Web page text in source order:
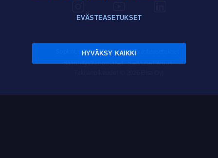
Sopimusehdot Tietosuoja Evästeasetukset
Sääntelyviranomaiset Saavutettavuus
EVÄSTEASETUKSET
HYVÄKSY KAIKKI